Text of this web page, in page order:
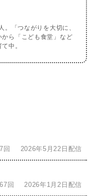
。「つながりを大切に、
ら「こども食堂」など
中。
回 2026年5月22日配信
回 2026年1月2日配信